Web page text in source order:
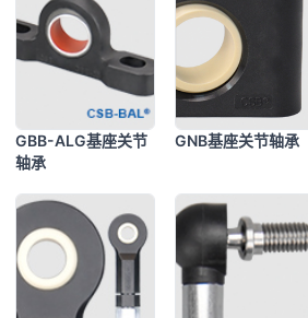
GBB-ALG基座关节
轴承
GNB基座关节轴承